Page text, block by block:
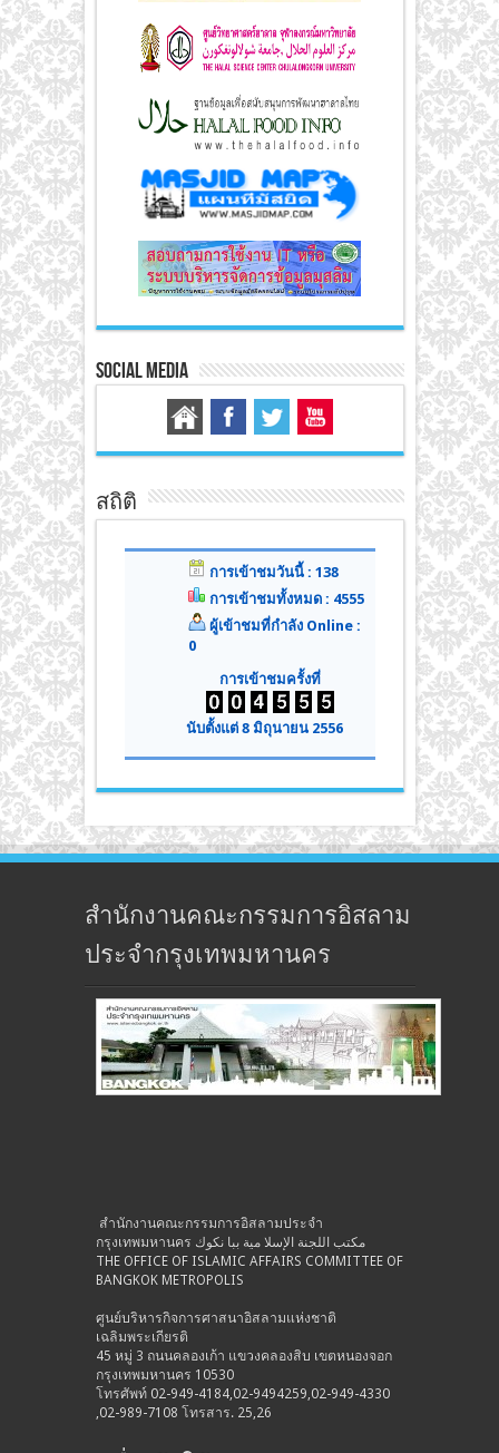
Social Media
สถิติ
การเข้าชมวันนี้ : 138
การเข้าชมทั้งหมด : 4555
ผู้เข้าชมที่กำลัง Online :
0
การเข้าชมครั้งที่
นับตั้งแต่ 8 มิถุนายน 2556
สำนักงานคณะกรรมการอิสลาม
ประจำกรุงเทพมหานคร
สำนักงานคณะกรรมการอิสลามประจำ
กรุงเทพมหานคร مكتب اللجنة الإسلا مية ببا نكوك
THE OFFICE OF ISLAMIC AFFAIRS COMMITTEE OF
BANGKOK METROPOLIS
ศูนย์บริหารกิจการศาสนาอิสลามแห่งชาติ
เฉลิมพระเกียรติ
45 หมู่ 3 ถนนคลองเก้า แขวงคลองสิบ เขตหนองจอก
กรุงเทพมหานคร 10530
โทรศัพท์ 02-949-4184,02-9494259,02-949-4330
,02-989-7108 โทรสาร. 25,26